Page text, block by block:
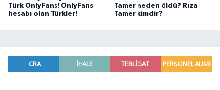
Türk OnlyFans! OnlyFans
hesabı olan Türkler!
Tamer neden öldü? Rıza
Tamer kimdir?